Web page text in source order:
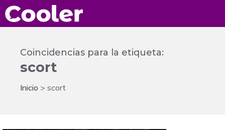
Saltar
al
Coincidencias para la etiqueta:
scort
Inicio > scort